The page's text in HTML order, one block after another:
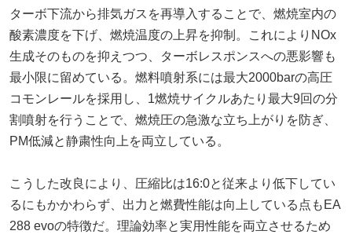
ターボ下流から排気ガスを再導入することで、燃焼室内の
酸素濃度を下げ、燃焼温度の上昇を抑制。これによりNOx
生成そのものを抑えつつ、ターボレスポンスへの悪影響も
最小限に留めている。燃料噴射系には最大2000barの高圧
コモンレールを採用し、1燃焼サイクルあたり最大9回の分
割噴射を行うことで、燃焼圧の急激な立ち上がりを防ぎ、
PM低減と静粛性向上を両立している。
こうした改良により、圧縮比は16:0と従来より低下してい
るにもかかわらず、出力と燃費性能は向上している点もEA
288 evoの特徴だ。理論効率と実用性能を両立させるため